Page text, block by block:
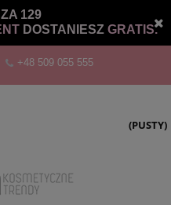
129
DOSTANIESZ GRATIS.
+48 509 055 555
(PUSTY)